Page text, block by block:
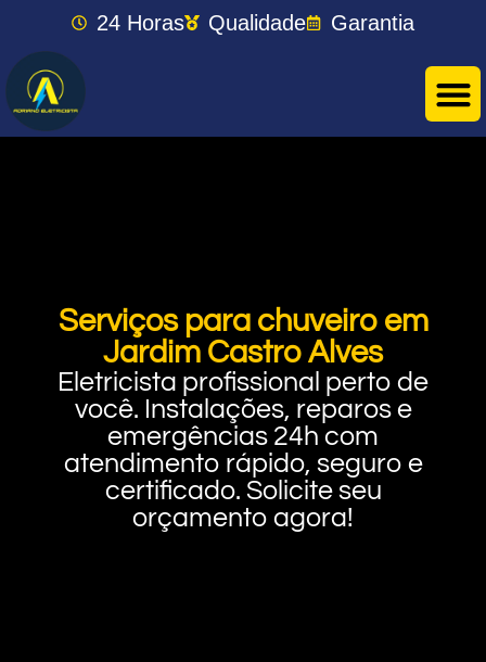
24 Horas Qualidade Garantia
Serviços para chuveiro em
Jardim Castro Alves
Eletricista profissional perto de
você. Instalações, reparos e
emergências 24h com
atendimento rápido, seguro e
certificado. Solicite seu
orçamento agora!